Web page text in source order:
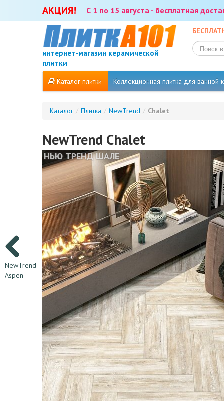
АКЦИЯ! С 1 по 15 августа - бесплатная
интернет-магазин керамической
плитки
Каталог плитки Коллекционная плитка для ванной
Каталог / Плитка / NewTrend / Chalet
NewTrend
Aspen
NewTrend Chalet
НЬЮ ТРЕНД ШАЛЕ